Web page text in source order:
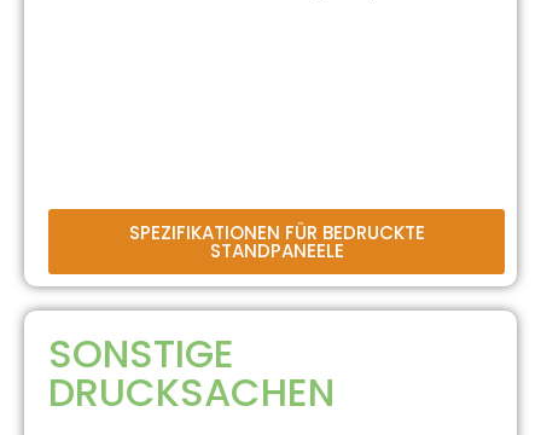
SPEZIFIKATIONEN FÜR BEDRUCKTE
STANDPANEELE
SONSTIGE
DRUCKSACHEN